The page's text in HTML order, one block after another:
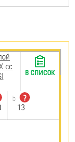
со
b
?
13
В СПИСОК